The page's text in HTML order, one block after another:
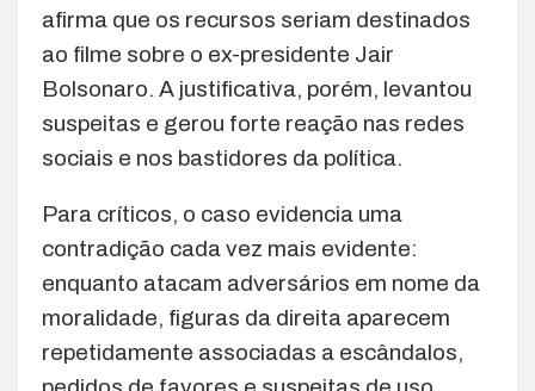
afirma que os recursos seriam destinados
ao filme sobre o ex-presidente Jair
Bolsonaro. A justificativa, porém, levantou
suspeitas e gerou forte reação nas redes
sociais e nos bastidores da política.
Para críticos, o caso evidencia uma
contradição cada vez mais evidente:
enquanto atacam adversários em nome da
moralidade, figuras da direita aparecem
repetidamente associadas a escândalos,